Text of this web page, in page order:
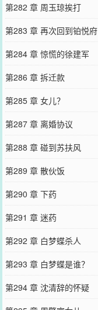
第282 章 周玉琼挨打
第283 章 再次回到铂悦府
第284 章 惊慌的徐建军
第286 章 拆迁款
第285 章 女儿？
第287 章 离婚协议
第288 章 碰到苏扶风
第289 章 散伙饭
第290 章 下药
第291 章 迷药
第292 章 白梦蝶杀人
第293 章 白梦蝶是谁？
第294 章 沈清辞的怀疑